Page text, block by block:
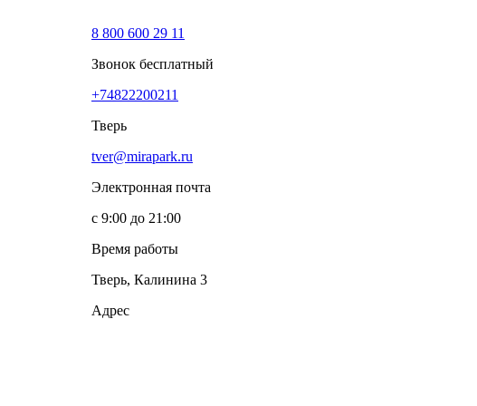
8 800 600 29 11
Звонок бесплатный
+74822200211
Тверь
tver@mirapark.ru
Электронная почта
с 9:00 до 21:00
Время работы
Тверь, Калинина 3
Адрес